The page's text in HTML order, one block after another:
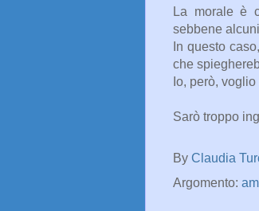
La morale è
sebbene
In questo
che
Io, però,
Sarò troppo
By Claudia
Argomento: